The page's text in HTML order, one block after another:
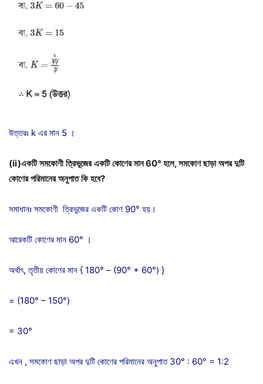
উত্তরঃ k এর মান 5 ।
(ii)একটি সমকোণী ত্রিভুজের একটি কোণের মান60° হলে,সমকোণ ছাড়া অপর দুটি
কোণের পরিমানের অনুপাত কি হবে?
সমাধানঃ সমকোণী ত্রিভুজের একটি কোণ 90° হয়।
আরেকটি কোণের মান 60° ।
অর্থাৎ, তৃতীয় কোণের মান { 180° – (90° + 60°) }
= (180° – 150°)
= 30°
এখন , সমকোণ ছাড়া অপর দুটি কোণের পরিমানের অনুপাত 30° : 60° = 1:2